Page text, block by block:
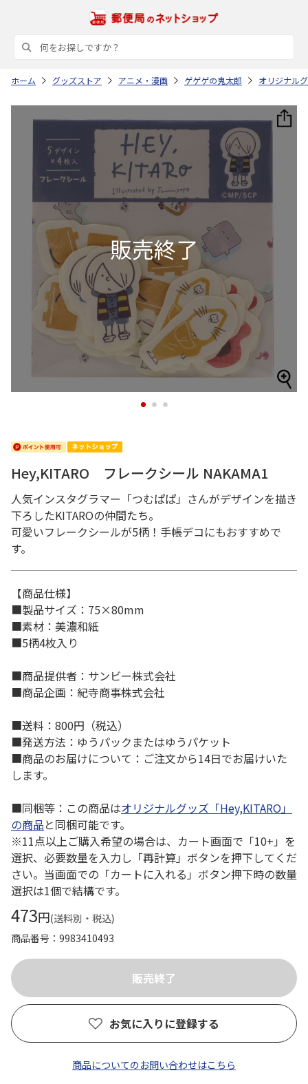
ホーム グッズストア アニメ・漫画 ゲゲゲの鬼太郎 オリジナル
1 2 3
Hey,KITARO フレークシール NAKAMA1
人気インスタグラマー「つむぱぱ」さんがデザインを描き
下ろしたKITAROの仲間たち。
可愛いフレークシールが5柄！手帳デコにもおすすめで
す。
【商品仕様】
■製品サイズ：75×80mm
■素材：美濃和紙
■5柄4枚入り
■商品提供者：サンビー株式会社
■商品企画：紀寺商事株式会社
■送料：800円（税込）
■発送方法：ゆうパックまたはゆうパケット
■商品のお届けについて：ご注文から14日でお届けいた
します。
■同梱等：この商品はオリジナルグッズ「Hey,KITARO」
の商品と同梱可能です。
※11点以上ご購入希望の場合は、カート画面で「10+」を
選択、必要数量を入力し「再計算」ボタンを押下してくだ
さい。当画面での「カートに入れる」ボタン押下時の数量
選択は1個で結構です。
473円(送料別・税込)
商品番号
9983410493
お気に入りに登録する
商品についてのお問い合わせはこちら